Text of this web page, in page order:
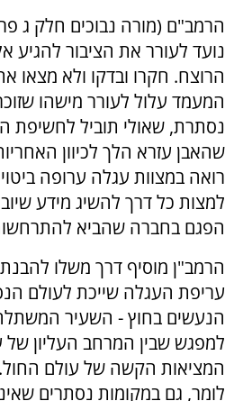
הרמב"ם (מורה נבוכים חלק ג
נועד לעורר את הציבור להגיע
הרוצח. חקרו ובדקו ולא מצאו
המעמד עלול לעורר מישהו
נסתרת, שאולי תוביל לחשיפת
שהאבן עזרא הלך לכיוון
רואה במצוות עגלה ערופה
למצות כל דרך להשיג מידע
הפגם בחברה שהביא
הרמב"ן מוסיף דרך משלו
עריפת העגלה שייכת לעולם
הנעשים בחוץ - השעיר
למפגש שבין המרחב העליון של
המציאות הקשה של עולם
לומר, גם במקומות נסתרים